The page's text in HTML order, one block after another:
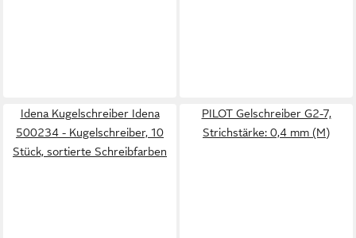
Idena Kugelschreiber Idena
500234 - Kugelschreiber, 10
Stück, sortierte Schreibfarben
PILOT Gelschreiber G2-7,
Strichstärke: 0,4 mm (M)